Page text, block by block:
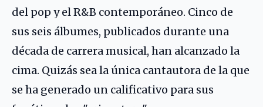
del pop y el R&B contemporáneo. Cinco de
sus seis álbumes, publicados durante una
década de carrera musical, han alcanzado la
cima. Quizás sea la única cantautora de la que
se ha generado un calificativo para sus